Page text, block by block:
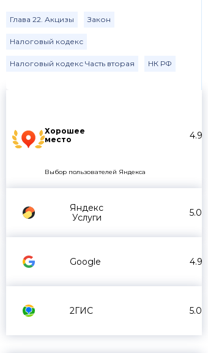
Хорошее
место
4.9
Выбор пользователей Яндекса
Яндекс
Услуги
5.0
Google 4.9
2ГИС 5.0
Глава 22. Акцизы Закон
Налоговый кодекс
Налоговый кодекс Часть вторая НК РФ